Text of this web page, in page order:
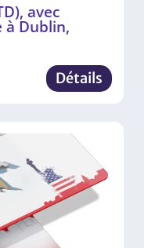
avec
à Dublin,
Détails